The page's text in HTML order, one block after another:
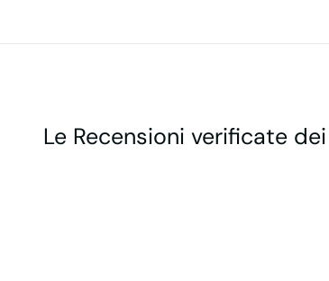
Le Recensioni verificate